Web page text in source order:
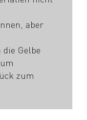
aber
Gelbe
zum